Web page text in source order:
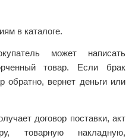
в каталоге.
может написать
товар. Если брак
обратно, вернет деньги или
договор поставки, акт
товарную накладную,